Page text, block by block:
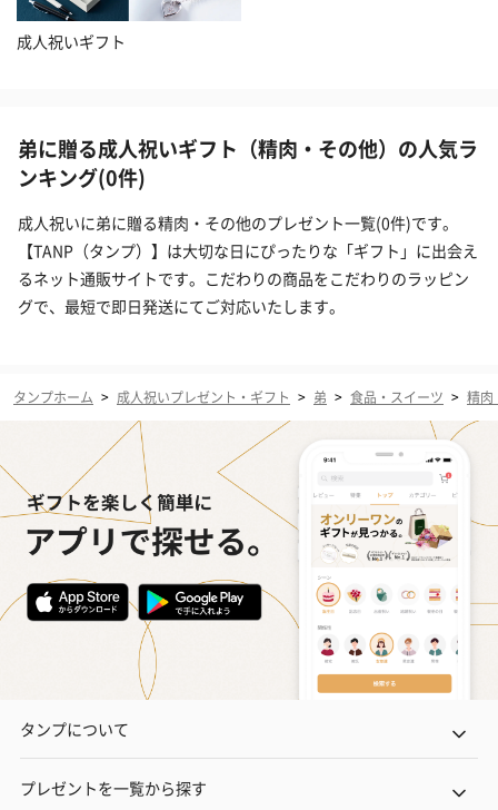
成人祝いギフト
弟に贈る成人祝いギフト（精肉・その他）の人気ラ
ンキング(0件)
成人祝いに弟に贈る精肉・その他のプレゼント一覧(0件)です。
【TANP（タンプ）】は大切な日にぴったりな「ギフト」に出会え
るネット通販サイトです。こだわりの商品をこだわりのラッピン
グで、最短で即日発送にてご対応いたします。
タンプホーム > 成人祝いプレゼント・ギフト > 弟 > 食品・スイーツ > 精肉
タンプについて
プレゼントを一覧から探す